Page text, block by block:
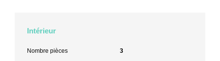
Intérieur
Nombre pièces 3